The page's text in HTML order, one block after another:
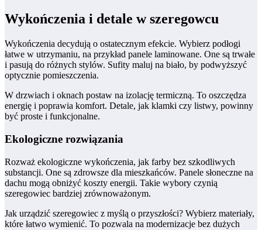
Wykończenia i detale w szeregowcu
Wykończenia decydują o ostatecznym efekcie. Wybierz podłogi
łatwe w utrzymaniu, na przykład panele laminowane. One są trwałe
i pasują do różnych stylów. Sufity maluj na biało, by podwyższyć
optycznie pomieszczenia.
W drzwiach i oknach postaw na izolację termiczną. To oszczędza
energię i poprawia komfort. Detale, jak klamki czy listwy, powinny
być proste i funkcjonalne.
Ekologiczne rozwiązania
Rozważ ekologiczne wykończenia, jak farby bez szkodliwych
substancji. One są zdrowsze dla mieszkańców. Panele słoneczne na
dachu mogą obniżyć koszty energii. Takie wybory czynią
szeregowiec bardziej zrównoważonym.
Jak urządzić szeregowiec z myślą o przyszłości? Wybierz materiały,
które łatwo wymienić. To pozwala na modernizacje bez dużych